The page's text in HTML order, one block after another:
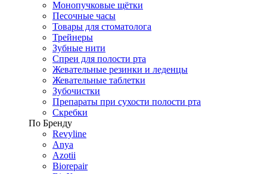
Монопучковые щётки
Песочные часы
Товары для стоматолога
Трейнеры
Зубные нити
Спреи для полости рта
Жевательные резинки и леденцы
Жевательные таблетки
Зубочистки
Препараты при сухости полости рта
Скребки
По Бренду
Revyline
Anya
Azotii
Biorepair